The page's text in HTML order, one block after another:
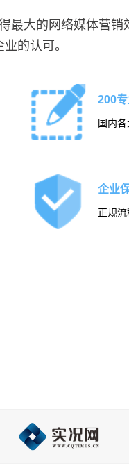
最大的网络媒体营销
的认可。
200
国内
企业
正规